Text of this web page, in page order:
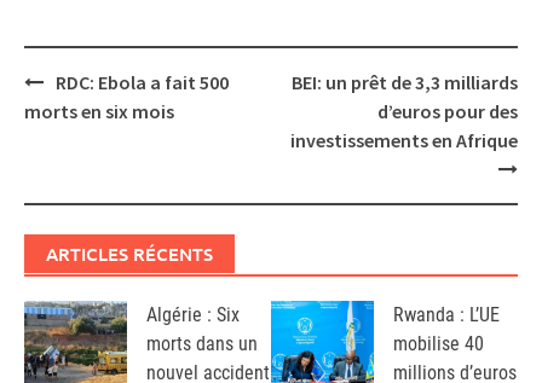
Post
navigation
RDC: Ebola a fait 500
morts en six mois
BEI: un prêt de 3,3 milliards
d’euros pour des
investissements en Afrique
ARTICLES RÉCENTS
Algérie : Six
morts dans un
nouvel accident
Rwanda : L’UE
mobilise 40
millions d’euros